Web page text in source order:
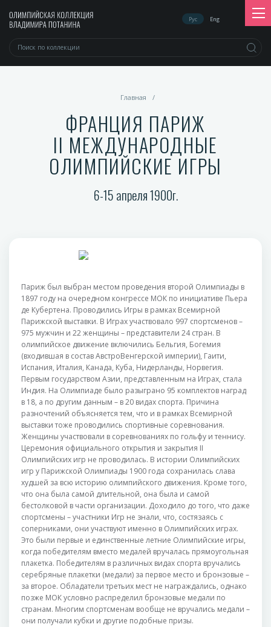
Рус Eng
Главная /
ФРАНЦИЯ ПАРИЖ
II МЕЖДУНАРОДНЫЕ
ОЛИМПИЙСКИЕ ИГРЫ
6-15 апреля 1900г.
Париж был выбран местом проведения второй Олимпиады в
1897 году на очередном конгрессе МОК по инициативе Пьера
де Кубертена. Проводились Игры в рамках Всемирной
Парижской выставки. В Играх участвовало 997 спортсменов –
975 мужчин и 22 женщины – представители 24 стран. В
олимпийское движение включились Бельгия, Богемия
(входившая в состав АвстроВенгерской империи), Гаити,
Испания, Италия, Канада, Куба, Нидерланды, Норвегия.
Первым государством Азии, представленным на Играх, стала
Индия. На Олимпиаде было разыграно 95 комплектов наград
в 18, а по другим данным – в 20 видах спорта. Причина
разночтений объясняется тем, что и в рамках Всемирной
выставки тоже проводились спортивные соревнования.
Женщины участвовали в соревнованиях по гольфу и теннису.
Церемония официального открытия и закрытия II
Олимпийских игр не проводилась. В истории Олимпийских
игр у Парижской Олимпиады 1900 года сохранилась слава
худшей за всю историю олимпийского движения. Кроме того,
что она была самой длительной, она была и самой
бестолковой в части организации. Доходило до того, что даже
спортсмены – участники Игр не знали, что, состязаясь с
соперниками, они участвуют именно в Олимпийских играх.
Это были первые и единственные летние Олимпийские игры,
когда победителям вместо медалей вручалась прямоугольная
плакетка. Победителям в различных видах спорта вручались
серебряные плакетки (медали) за первое место и бронзовые –
за второе. Обладатели третьих мест не награждались, однако
позже МОК условно распределил бронзовые медали по
странам. Многим спортсменам вообще не вручались медали –
они получали кубки и другие подобные призы.